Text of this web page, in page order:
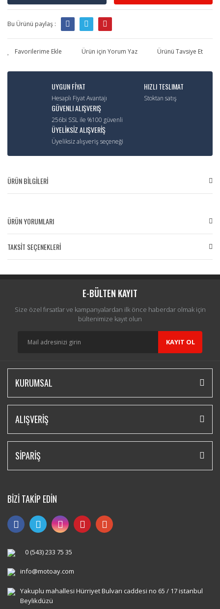
Bu Ürünü paylaş :
Ürün için Yorum Yaz Ürünü Tavsiye Et
UYGUN FİYAT
Hesaplı Fiyat Avantajı
HIZLI TESLIMAT
Stoktan satış
GÜVENLI ALIŞVERIŞ
256bi SSL ile %100 güvenli
ÜYELİKSİZ ALIŞVERİŞ
Üyeliksiz alışveriş seçeneği
ÜRÜN BİLGİLERİ
ÜRÜN YORUMLARI
Yorum Yaz
TAKSİT SEÇENEKLERİ
E-BÜLTEN KAYIT
Size özel fırsatlar ve kampanyalardan ilk önce haberdar olmak için
bültenimize kayıt olun
KAYIT OL
KURUMSAL
ALIŞVERİŞ
SİPARİŞ
BİZİ TAKİP EDİN
0 (543) 233 75 35
info@motoay.com
Yakuplu mahallesi Hürriyet Bulvarı caddesi no 65 / 17 istanbul
Beylikdüzü